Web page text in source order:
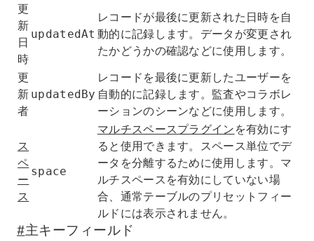
更
新
日
時
updatedAt
レコードが最後に更新された日時を自
動的に記録します。データが変更され
たかどうかの確認などに使用します。
更
新
者
updatedBy
レコードを最後に更新したユーザーを
自動的に記録します。監査やコラボレ
ーションのシーンなどに使用します。
ス
ペ
ー
ス
space
マルチスペースプラグインを有効にす
ると使用できます。スペース単位でデ
ータを分離するために使用します。マ
ルチスペースを有効にしていない場
合、通常テーブルのプリセットフィー
ルドには表示されません。
#主キーフィールド